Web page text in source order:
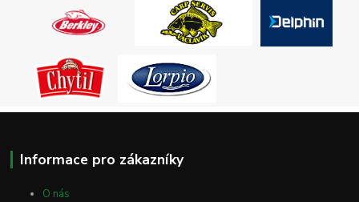
Informace pro zákazníky
O nás